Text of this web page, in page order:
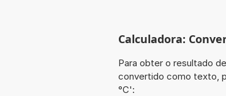
Calculadora:
Para obter o resultado
convertido como texto,
°C':